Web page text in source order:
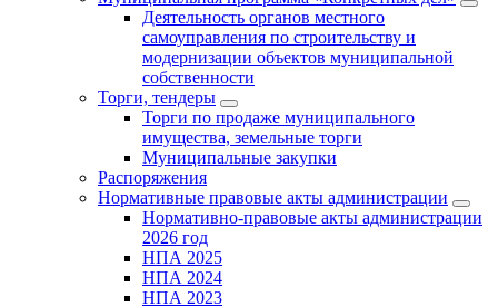
Деятельность органов местного
самоуправления по строительству и
модернизации объектов муниципальной
собственности
Торги, тендеры
Торги по продаже муниципального
имущества, земельные торги
Муниципальные закупки
Распоряжения
Нормативные правовые акты администрации
Нормативно-правовые акты администрации
2026 год
НПА 2025
НПА 2024
НПА 2023